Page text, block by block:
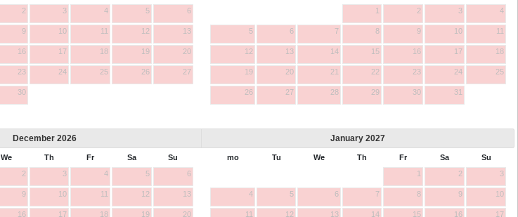
2 3 4 5 6
9 10 11 12 13
16 17 18 19 20
23 24 25 26 27
30
1
2 3 4
5 6 7 8 9 10 11
12 13 14 15 16 17 18
19 20 21 22 23 24 25
26 27 28 29 30 31
December 2026
We Th Fr Sa
Su
2 3 4 5 6
9 10 11 12 13
16 17 18 19 20
January 2027
mo Tu We Th Fr Sa
Su
1
2 3
4 5 6 7 8 9 10
11 12 13 14 15 16 17